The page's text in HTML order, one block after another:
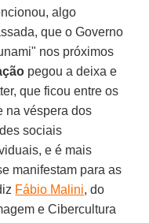
algo
que o Governo
nos próximos
pegou a deixa e
que ficou entre os
na véspera dos
sociais
e é mais
manifestam para as
Fábio Malini, do
e Cibercultura